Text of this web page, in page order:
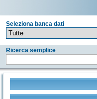
Seleziona banca dati
Ricerca semplice